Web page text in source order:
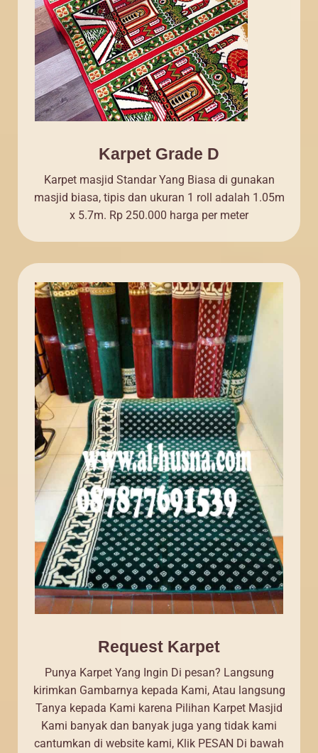
Karpet Grade D
Karpet masjid Standar Yang Biasa di gunakan
masjid biasa, tipis dan ukuran 1 roll adalah 1.05m
x 5.7m. Rp 250.000 harga per meter
Request Karpet
Punya Karpet Yang Ingin Di pesan? Langsung
kirimkan Gambarnya kepada Kami, Atau langsung
Tanya kepada Kami karena Pilihan Karpet Masjid
Kami banyak dan banyak juga yang tidak kami
cantumkan di website kami, Klik PESAN Di bawah